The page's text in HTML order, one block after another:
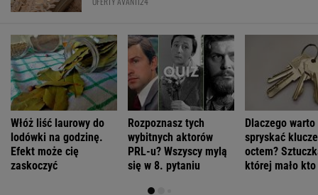
Włóż liść laurowy do
lodówki na godzinę.
Efekt może cię
zaskoczyć
Rozpoznasz tych
wybitnych aktorów
PRL-u? Wszyscy mylą
się w 8. pytaniu
Dlaczego warto
spryskać klucze
octem?
której mało kto